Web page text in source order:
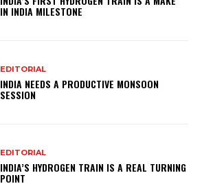
IN INDIA MILESTONE
EDITORIAL
INDIA NEEDS A PRODUCTIVE MONSOON
SESSION
EDITORIAL
INDIA’S HYDROGEN TRAIN IS A REAL TURNING
POINT